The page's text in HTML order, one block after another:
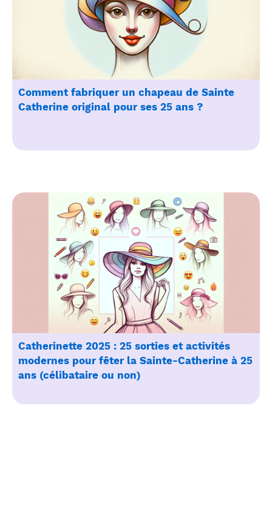
Comment fabriquer un chapeau de Sainte
Catherine original pour ses 25 ans ?
Catherinette 2025 : 25 sorties et activités
modernes pour fêter la Sainte-Catherine à 25
ans (célibataire ou non)